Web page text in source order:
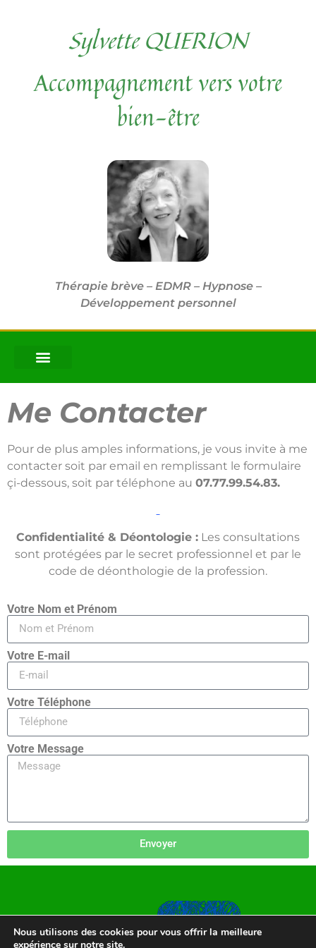
Sylvette QUERION
Accompagnement vers votre
bien-être
Thérapie brève – EDMR – Hypnose –
Développement personnel
Me Contacter
Pour de plus amples informations, je vous invite à me
contacter soit par email en remplissant le formulaire
çi-dessous, soit par téléphone au 07.77.99.54.83.
Confidentialité & Déontologie : Les consultations
sont protégées par le secret professionnel et par le
code de déonthologie de la profession.
Votre Nom et Prénom
Votre E-mail
Votre Téléphone
Votre Message
Envoyer
Nous utilisons des cookies pour vous offrir la meilleure
expérience sur notre site.